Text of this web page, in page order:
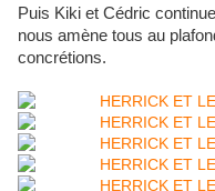
Puis Kiki et Cédric
nous amène tous au
concrétions.